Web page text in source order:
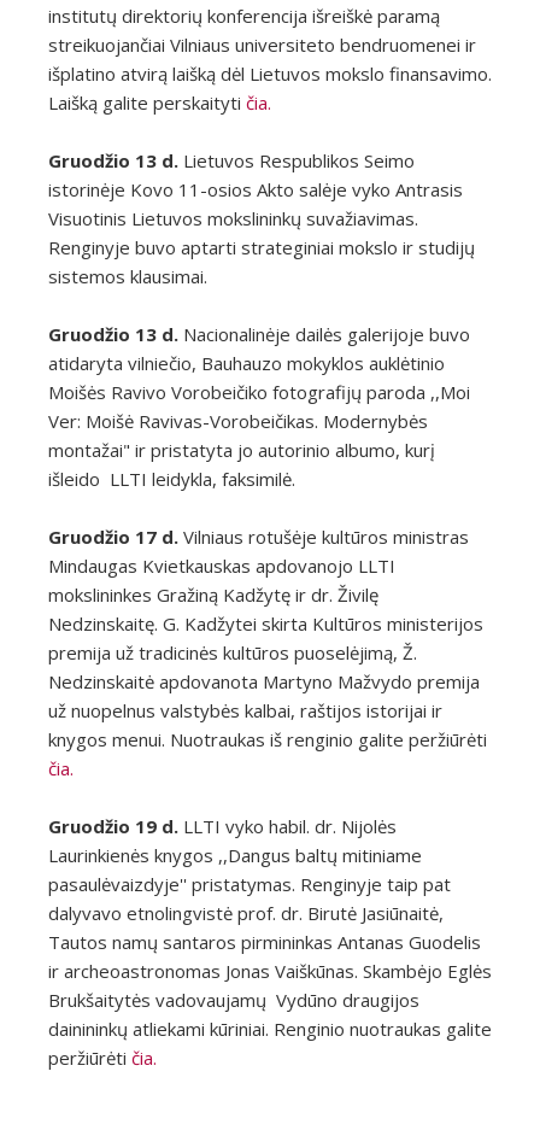
institutų direktorių konferencija išreiškė paramą
streikuojančiai Vilniaus universiteto bendruomenei ir
išplatino atvirą laišką dėl Lietuvos mokslo finansavimo.
Laišką galite perskaityti čia.
Gruodžio 13 d. Lietuvos Respublikos Seimo
istorinėje Kovo 11-osios Akto salėje vyko Antrasis
Visuotinis Lietuvos mokslininkų suvažiavimas.
Renginyje buvo aptarti strateginiai mokslo ir studijų
sistemos klausimai.
Gruodžio 13 d. Nacionalinėje dailės galerijoje buvo
atidaryta vilniečio, Bauhauzo mokyklos auklėtinio
Moišės Ravivo Vorobeičiko fotografijų paroda ,,Moi
Ver: Moišė Ravivas-Vorobeičikas. Modernybės
montažai" ir pristatyta jo autorinio albumo, kurį
išleido LLTI leidykla, faksimilė.
Gruodžio 17 d. Vilniaus rotušėje kultūros ministras
Mindaugas Kvietkauskas apdovanojo LLTI
mokslininkes Gražiną Kadžytę ir dr. Živilę
Nedzinskaitę. G. Kadžytei skirta Kultūros ministerijos
premija už tradicinės kultūros puoselėjimą, Ž.
Nedzinskaitė apdovanota Martyno Mažvydo premija
už nuopelnus valstybės kalbai, raštijos istorijai ir
knygos menui. Nuotraukas iš renginio galite peržiūrėti
čia.
Gruodžio 19 d. LLTI vyko habil. dr. Nijolės
Laurinkienės knygos ,,Dangus baltų mitiniame
pasaulėvaizdyje'' pristatymas. Renginyje taip pat
dalyvavo etnolingvistė prof. dr. Birutė Jasiūnaitė,
Tautos namų santaros pirmininkas Antanas Guodelis
ir archeoastronomas Jonas Vaiškūnas. Skambėjo Eglės
Brukšaitytės vadovaujamų Vydūno draugijos
dainininkų atliekami kūriniai. Renginio nuotraukas galite
peržiūrėti čia.